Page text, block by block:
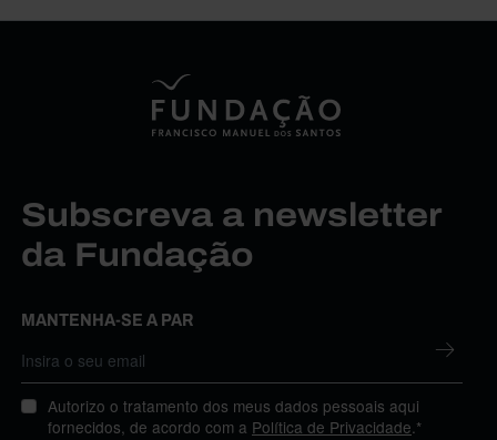
Subscreva a newsletter
da Fundação
MANTENHA-SE A PAR
Autorizo o tratamento dos meus dados pessoais aqui
fornecidos, de acordo com a Política de Privacidade.*